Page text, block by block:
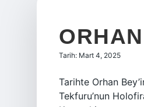
Tarih: Mart 4, 2025
Tarihte Orhan
Tekfuru’nun